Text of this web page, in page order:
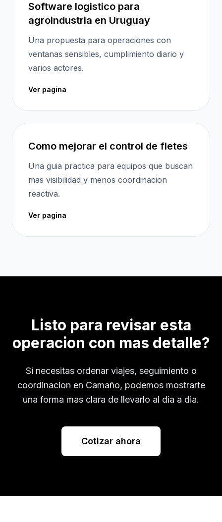
Software logistico para
agroindustria en Uruguay
Una propuesta para operaciones con
ventanas sensibles, cumplimiento diario y
varios actores.
Ver pagina
Como mejorar el control de fletes
Una guia practica para equipos que buscan
mas visibilidad y menos coordinacion
reactiva.
Ver pagina
Listo para revisar esta
operacion con mas detalle?
Si necesitas ordenar viajes, seguimiento o
coordinacion en Camaño, podemos mostrarte
una forma mas clara de llevarlo al dia a dia.
Cotizar ahora